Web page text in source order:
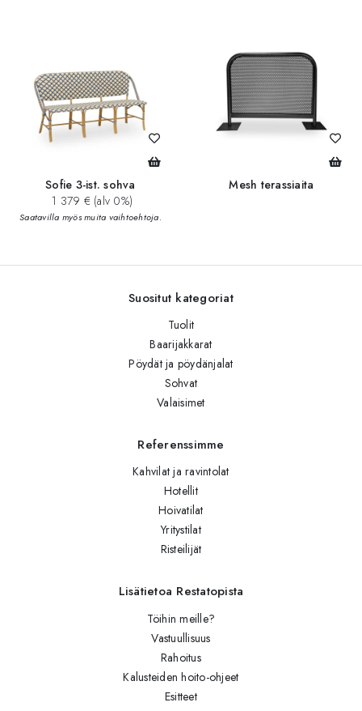
Sofie 3-ist. sohva
1 379 € (alv 0%)
Saatavilla myös muita vaihtoehtoja.
Mesh terassiaita
Suositut kategoriat
Tuolit
Baarijakkarat
Pöydät ja pöydänjalat
Sohvat
Valaisimet
Referenssimme
Kahvilat ja ravintolat
Hotellit
Hoivatilat
Yritystilat
Risteilijät
Lisätietoa Restatopista
Töihin meille?
Vastuullisuus
Rahoitus
Kalusteiden hoito-ohjeet
Esitteet